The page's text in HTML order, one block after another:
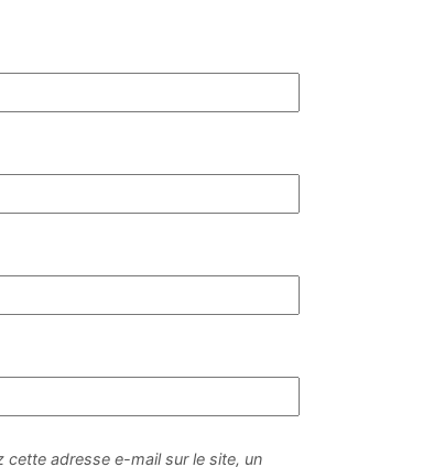
adresse e-mail sur le site, un